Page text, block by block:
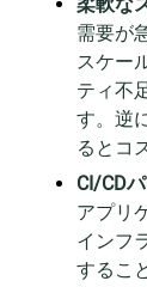
需要が
スケー
ティ不
す。逆
るとコ
CI/CD
アプリ
インフ
するこ